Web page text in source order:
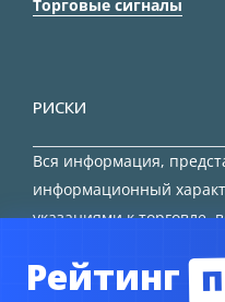
Торговые сигналы
РИСКИ
Вся информация,
информационный
указаниями к торговле,
Рейтинг